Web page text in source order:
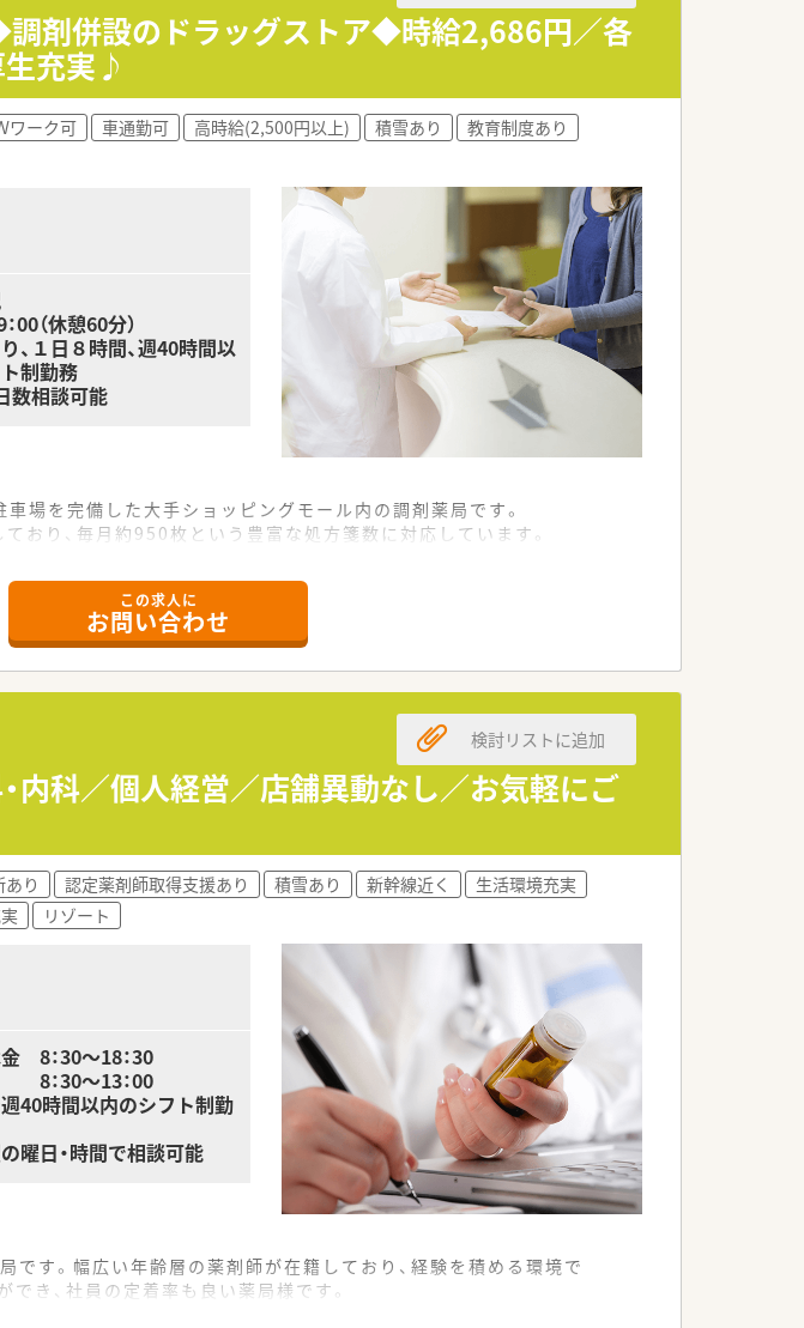
なく健康をトータルサポートする店舗展開を行っています。
先取りするヘルスケアステーションの構築を目指しています。
剤併設のドラッグストア◆時給2,686円／各
生充実♪
ワーク可 車通勤可 高時給(2,500円以上) 積雪あり
教育制度あり
00（休憩60分）
、１日８時間、週40時間以
制勤務
数相談可能
場を完備した大手ショッピングモール内の調剤薬局です。
り、毎月約950枚という豊富な処方箋数に対応しています。
り、非常に安定した経営基盤と福利厚生が大きな魅力です。
健康をトータルサポートする事業を展開しております。
剤師が中心となって健康づくりに寄与できる組織です。
会が多く、地域の方々の健康維持に貢献している実感が得られま
、常に向上心を持ってスキルアップし続けられる点が魅力です。
の時間を犠牲にすることなく、長く健康的に働き続けられます。
この求人に
お問い合わせ
科／個人経営／店舗異動なし／お気軽にご
検討リストに追加
り 認定薬剤師取得支援あり 積雪あり 新幹線近く
生活環境充実
リゾート
8：30～18：30
～13：00
40時間以内のシフト制勤
曜日・時間で相談可能
す。幅広い年齢層の薬剤師が在籍しており、経験を積める環境で
き、社員の定着率も良い薬局様です。